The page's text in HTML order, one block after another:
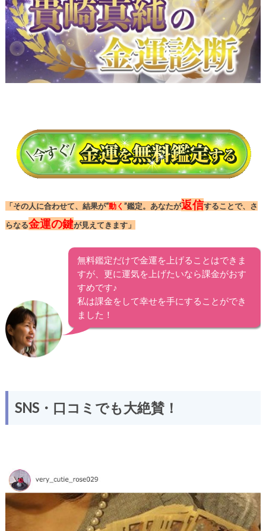
「その人に合わせて、結果が“動く ”鑑定。あなたが返信することで、さ
らなる金運の鍵が見えてきます」
無料鑑定だけで金運を上げることはできま
すが、更に運気を上げたいなら課金がおす
すめです♪
私は課金をして幸せを手にすることができ
ました！
SNS・口コミでも大絶賛！